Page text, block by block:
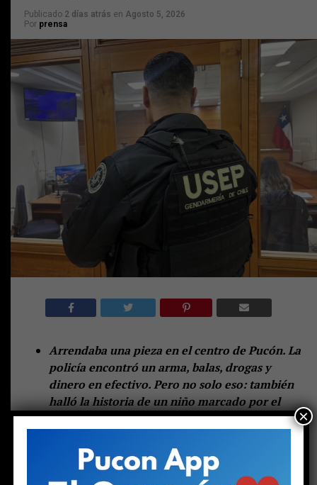
Publicado 2 días atrás en Agosto 5, 2026
Por prensa
Arrendaba una pieza en el centro de Pucón. La
policía encontró un arma, balas, drogas y
dinero en efectivo. Pero no solo eso: también
halló la historia de un niño marcado por el
desarraigo familiar y, al parecer, capturado por
Lo dejaron tirado igual que a mí.
×